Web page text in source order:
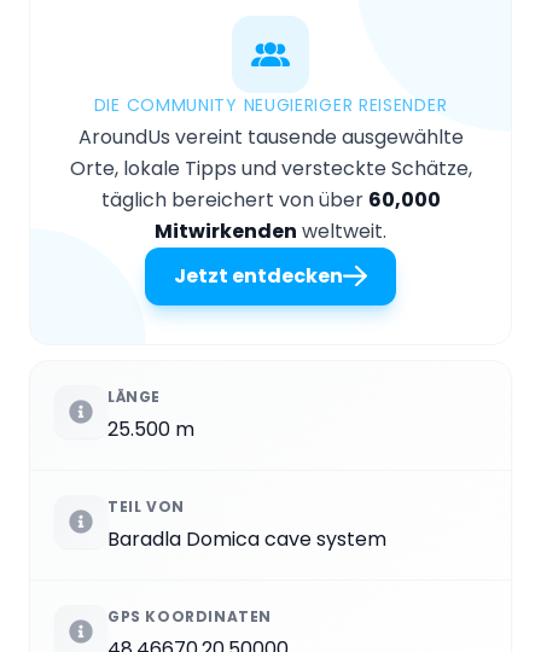
DIE COMMUNITY NEUGIERIGER REISENDER
AroundUs vereint tausende ausgewählte
Orte, lokale Tipps und versteckte Schätze,
täglich bereichert von über 60,000
Mitwirkenden weltweit.
Jetzt entdecken
LÄNGE
25.500 m
TEIL VON
Baradla Domica cave system
GPS KOORDINATEN